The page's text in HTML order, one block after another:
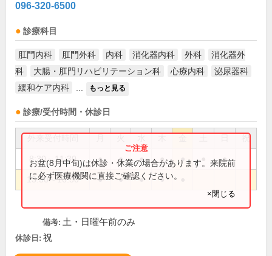
096-320-6500
診療科目
肛門内科 肛門外科 内科 消化器内科 外科
消化器外
科
大腸・肛門リハビリテーション科 心療内科
泌尿器科
緩和ケア内科
もっと見る
診療/受付時間・休診日
祝
8:30～11:30 ● ● ● ● ● ●
13:30～16:30 ● ● ● ●
お盆(8月中旬)は休診・休業の場合があります。来院前
に必ず医療機関に直接ご確認ください。
×閉じる
備考: 土・日曜午前のみ
休診日: 祝